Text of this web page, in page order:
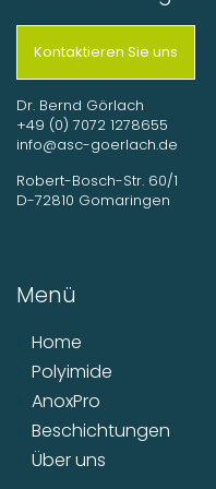
Kontaktieren Sie uns
Dr. Bernd Görlach
+49 (0) 7072 1278655
info@asc-goerlach.de
Robert-Bosch-Str. 60/1
D-72810 Gomaringen
Menü
Home
Polyimide
AnoxPro
Beschichtungen
Über uns